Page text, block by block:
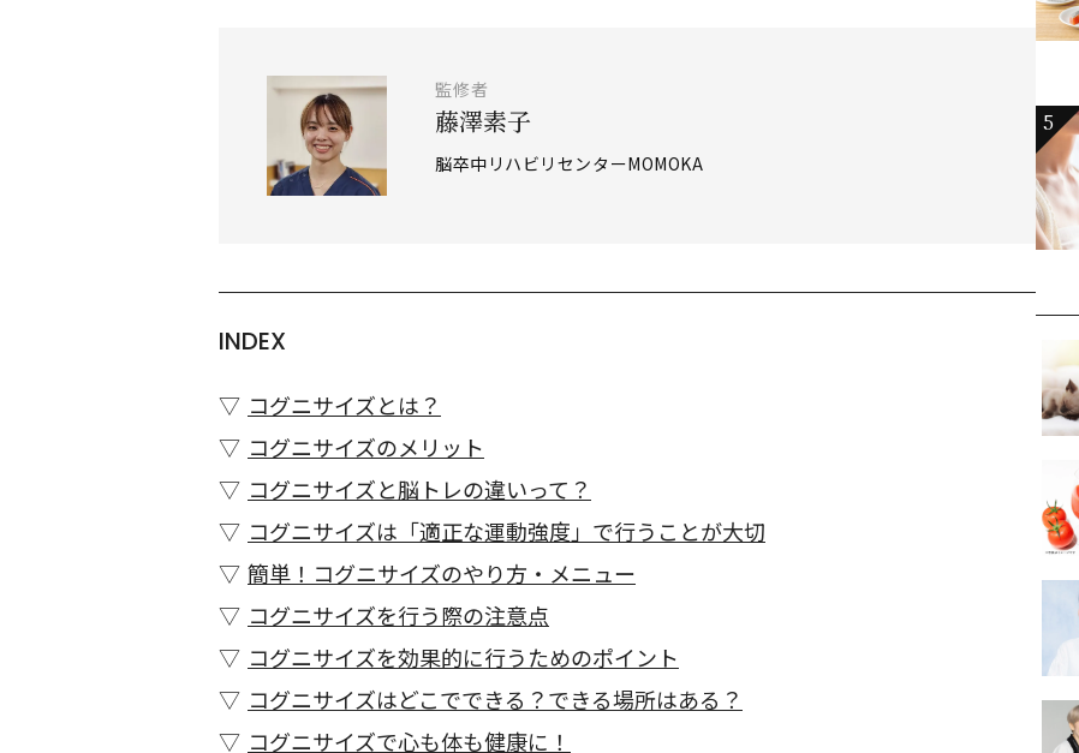
監修者
藤澤素子
脳卒中リハビリセンターMOMOKA
INDEX
コグニサイズとは？
コグニサイズのメリット
コグニサイズと脳トレの違いって？
コグニサイズは「適正な運動強度」で行うことが大切
簡単！コグニサイズのやり方・メニュー
コグニサイズを行う際の注意点
コグニサイズを効果的に行うためのポイント
コグニサイズはどこでできる？できる場所はある？
コグニサイズで心も体も健康に！
5